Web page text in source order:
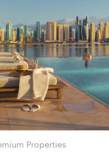
Properties